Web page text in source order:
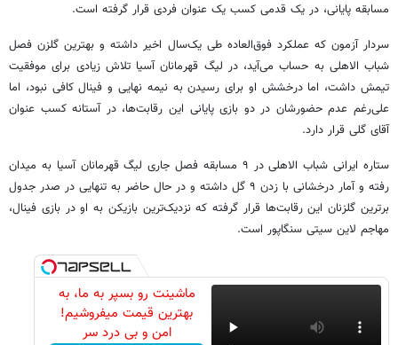
مسابقه پایانی، در یک قدمی کسب یک عنوان فردی قرار گرفته است.
سردار آزمون که عملکرد فوق‌العاده طی یک‌سال اخیر داشته و بهترین گلزن فصل
شباب الاهلی به حساب می‌آید، در لیگ قهرمانان آسیا تلاش زیادی برای موفقیت
تیمش داشت، اما درخشش او برای رسیدن به نیمه نهایی و فینال کافی نبود، اما
علی‌رغم عدم حضورشان در دو بازی پایانی این رقابت‌ها، در آستانه کسب عنوان
آقای گلی قرار دارد.
ستاره ایرانی شباب الاهلی در ۹ مسابقه فصل جاری لیگ قهرمانان آسیا به میدان
رفته و آمار درخشانی با زدن ۹ گل داشته و در حال حاضر به تنهایی در صدر جدول
برترین گلزنان این رقابت‌ها قرار گرفته که نزدیک‌ترین بازیکن به او در بازی فینال،
مهاجم لاین سیتی سنگاپور است.
ماشینت رو بسپر به ما، به
بهترین قیمت میفروشیم!
امن و بی درد سر